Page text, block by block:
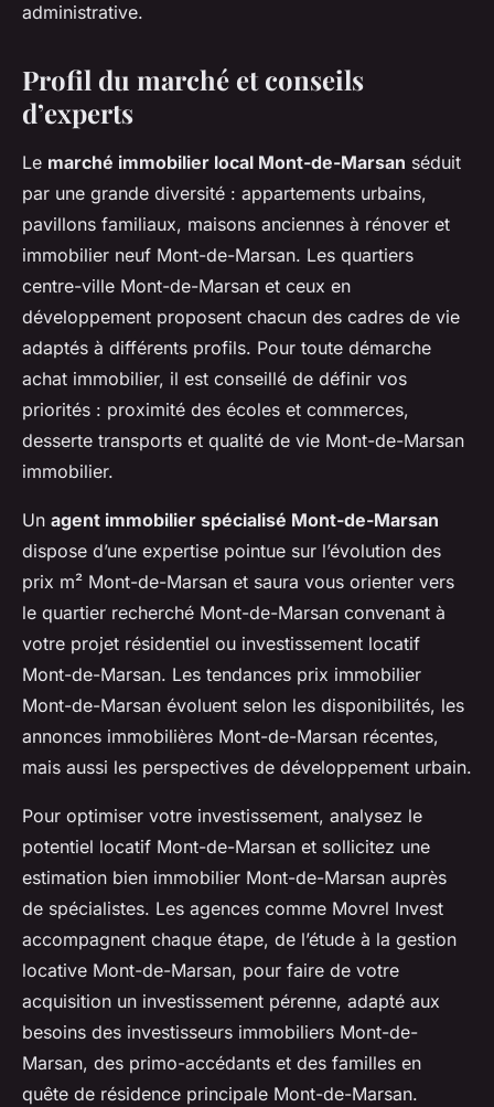
administrative.
Profil du marché et conseils
d’experts
Le marché immobilier local Mont-de-Marsan séduit
par une grande diversité : appartements urbains,
pavillons familiaux, maisons anciennes à rénover et
immobilier neuf Mont-de-Marsan. Les quartiers
centre-ville Mont-de-Marsan et ceux en
développement proposent chacun des cadres de vie
adaptés à différents profils. Pour toute démarche
achat immobilier, il est conseillé de définir vos
priorités : proximité des écoles et commerces,
desserte transports et qualité de vie Mont-de-Marsan
immobilier.
Un agent immobilier spécialisé Mont-de-Marsan
dispose d’une expertise pointue sur l’évolution des
prix m² Mont-de-Marsan et saura vous orienter vers
le quartier recherché Mont-de-Marsan convenant à
votre projet résidentiel ou investissement locatif
Mont-de-Marsan. Les tendances prix immobilier
Mont-de-Marsan évoluent selon les disponibilités, les
annonces immobilières Mont-de-Marsan récentes,
mais aussi les perspectives de développement urbain.
Pour optimiser votre investissement, analysez le
potentiel locatif Mont-de-Marsan et sollicitez une
estimation bien immobilier Mont-de-Marsan auprès
de spécialistes. Les agences comme Movrel Invest
accompagnent chaque étape, de l’étude à la gestion
locative Mont-de-Marsan, pour faire de votre
acquisition un investissement pérenne, adapté aux
besoins des investisseurs immobiliers Mont-de-
Marsan, des primo-accédants et des familles en
quête de résidence principale Mont-de-Marsan.